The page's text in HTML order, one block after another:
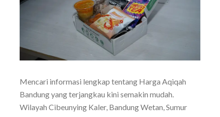
Mencari informasi lengkap tentang Harga Aqiqah
Bandung yang terjangkau kini semakin mudah.
Wilayah Cibeunying Kaler, Bandung Wetan, Sumur